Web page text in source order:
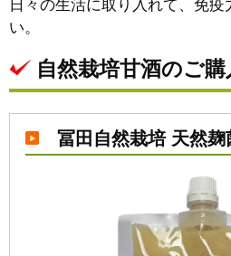
日々の生活に取り入れて、免疫
い。
自然栽培甘酒のご購
冨田自然栽培 天然麹